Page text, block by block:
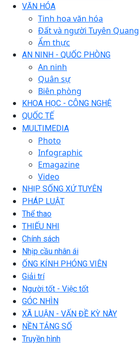
VĂN HÓA
Tinh hoa văn hóa
Đất và người Tuyên Quang
Ẩm thực
AN NINH - QUỐC PHÒNG
An ninh
Quân sự
Biên phòng
KHOA HỌC - CÔNG NGHỆ
QUỐC TẾ
MULTIMEDIA
Photo
Infographic
Emagazine
Video
NHỊP SỐNG XỨ TUYÊN
PHÁP LUẬT
Thể thao
THIẾU NHI
Chính sách
Nhịp cầu nhân ái
ỐNG KÍNH PHÓNG VIÊN
Giải trí
Người tốt - Việc tốt
GÓC NHÌN
XÃ LUẬN - VẤN ĐỀ KỲ NÀY
NỀN TẢNG SỐ
Truyền hình